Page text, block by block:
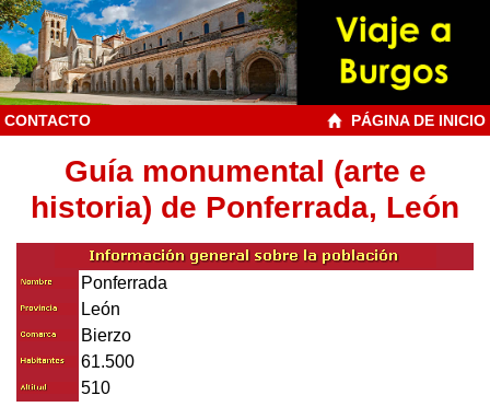
CONTACTO PÁGINA DE INICIO
Guía monumental (arte e
historia) de Ponferrada, León
Ponferrada
León
Bierzo
61.500
510